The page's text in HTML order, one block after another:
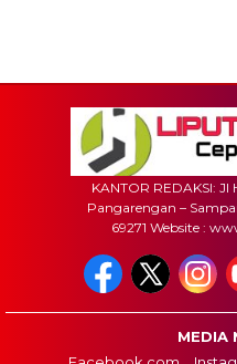
KANTOR REDAKSI:
Pangarengan –
69271 Website :
MEDIA